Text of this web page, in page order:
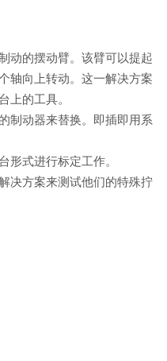
动的摆动臂。该臂可以提起
轴向上转动。这一解决方案
上的工具。
制动器来替换。即插即用系
形式进行标定工作。
决方案来测试他们的特殊拧